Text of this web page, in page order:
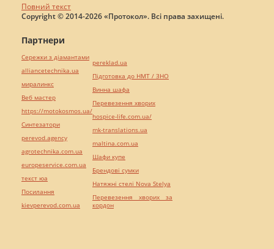
Повний текст
Copyright © 2014-2026 «Протокол». Всі права захищені.
Партнери
Сережки з діамантами
alliancetechnika.ua
миралинкс
Веб мастер
https://motokosmos.ua/
Синтезатори
perevod.agency
agrotechnika.com.ua
europeservice.com.ua
текст юа
Посилання
kievperevod.com.ua
pereklad.ua
Підготовка до НМТ / ЗНО
Винна шафа
Перевезення хворих
hospice-life.com.ua/
mk-translations.ua
maltina.com.ua
Шафи купе
Брендові сумки
Натяжні стелі Nova Stelya
Перевезення хворих за
кордон